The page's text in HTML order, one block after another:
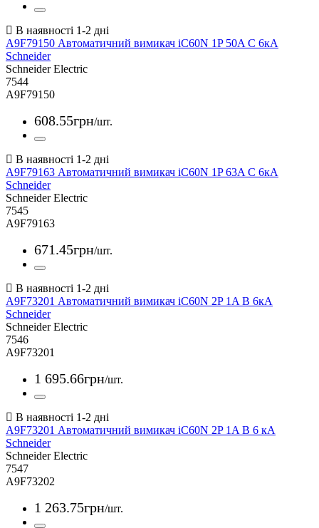
A9F79150 Автоматичний вимикач iC60N 1P 50A С 6кА
Schneider
Schneider Electric
7544
A9F79150
608.55грн/шт.
A9F79163 Автоматичний вимикач iC60N 1P 63A С 6кА
Schneider
Schneider Electric
7545
A9F79163
671.45грн/шт.
A9F73201 Автоматичний вимикач iC60N 2P 1A В 6кА
Schneider
Schneider Electric
7546
A9F73201
1 695.66грн/шт.
A9F73201 Автоматичний вимикач iC60N 2P 1A В 6 кА
Schneider
Schneider Electric
7547
A9F73202
1 263.75грн/шт.